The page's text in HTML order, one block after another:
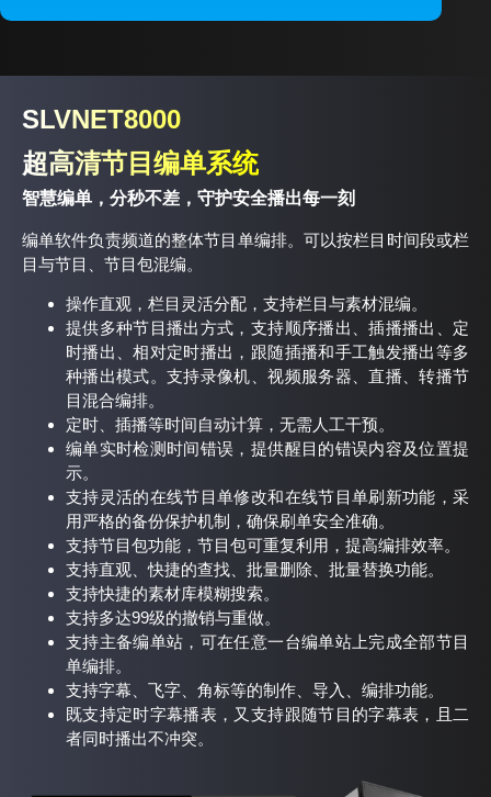
SLVNET8000
超高清节目编单系统
智慧编单，分秒不差，守护安全播出每一刻
编单软件负责频道的整体节目单编排。可以按栏目时间段或栏
目与节目、节目包混编。
操作直观，栏目灵活分配，支持栏目与素材混编。
提供多种节目播出方式，支持顺序播出、插播播出、定
时播出、相对定时播出，跟随插播和手工触发播出等多
种播出模式。支持录像机、视频服务器、直播、转播节
目混合编排。
定时、插播等时间自动计算，无需人工干预。
编单实时检测时间错误，提供醒目的错误内容及位置提
示。
支持灵活的在线节目单修改和在线节目单刷新功能，采
用严格的备份保护机制，确保刷单安全准确。
支持节目包功能，节目包可重复利用，提高编排效率。
支持直观、快捷的查找、批量删除、批量替换功能。
支持快捷的素材库模糊搜索。
支持多达99级的撤销与重做。
支持主备编单站，可在任意一台编单站上完成全部节目
单编排。
支持字幕、飞字、角标等的制作、导入、编排功能。
既支持定时字幕播表，又支持跟随节目的字幕表，且二
者同时播出不冲突。